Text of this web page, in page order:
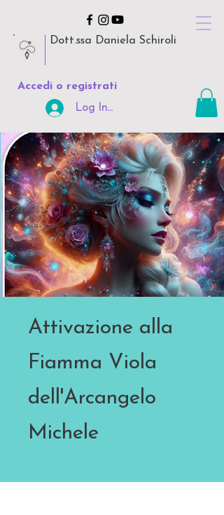
Dott.ssa Daniela Schiroli
Accedi o registrati
Log In Area Riservata
Attivazione alla
Fiamma Viola
dell'Arcangelo
Michele